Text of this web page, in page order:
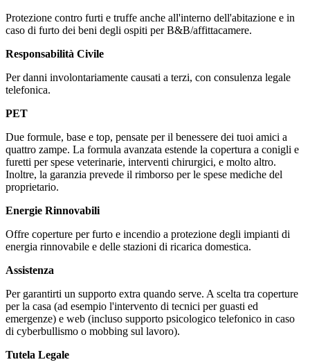
Protezione contro furti e truffe anche all'interno dell'abitazione e in
caso di furto dei beni degli ospiti per B&B/affittacamere.
Responsabilità Civile
Per danni involontariamente causati a terzi, con consulenza legale
telefonica.
PET
Due formule, base e top, pensate per il benessere dei tuoi amici a
quattro zampe. La formula avanzata estende la copertura a conigli e
furetti per spese veterinarie, interventi chirurgici, e molto altro.
Inoltre, la garanzia prevede il rimborso per le spese mediche del
proprietario.
Energie Rinnovabili
Offre coperture per furto e incendio a protezione degli impianti di
energia rinnovabile e delle stazioni di ricarica domestica.
Assistenza
Per garantirti un supporto extra quando serve. A scelta tra coperture
per la casa (ad esempio l'intervento di tecnici per guasti ed
emergenze) e web (incluso supporto psicologico telefonico in caso
di cyberbullismo o mobbing sul lavoro).
Tutela Legale